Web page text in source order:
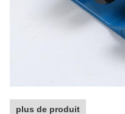
plus de produit